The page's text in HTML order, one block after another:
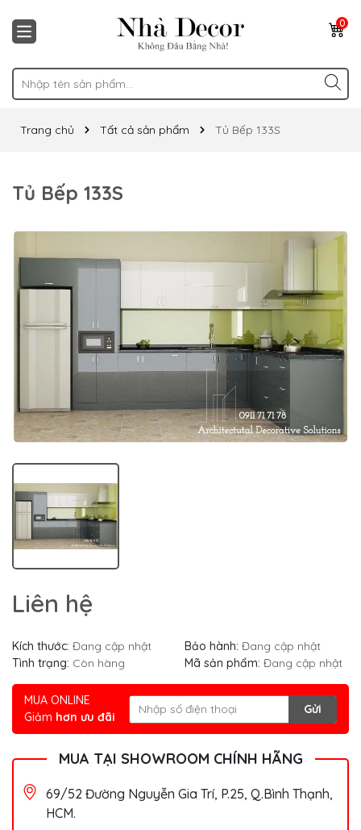
0
Trang chủ Tất cả sản phẩm Tủ Bếp 133S
Tủ Bếp 133S
Liên hệ
Kích thước: Đang cập nhật Bảo hành: Đang cập nhật
Tình trạng: Còn hàng Mã sản phẩm: Đang cập nhật
MUA ONLINE
Giảm hơn ưu đãi
Gửi
MUA TẠI SHOWROOM CHÍNH HÃNG
69/52 Đường Nguyễn Gia Trí, P.25, Q.Bình Thạnh,
HCM.